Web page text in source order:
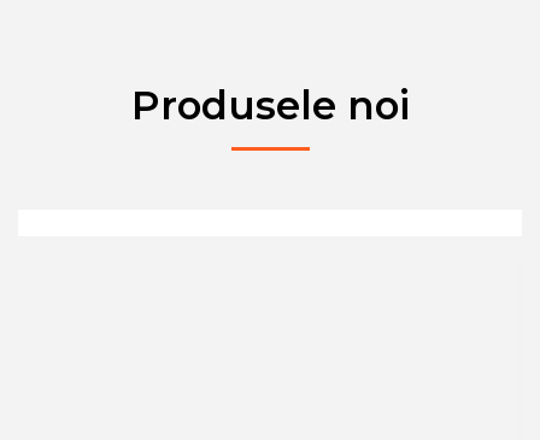
Produsele noi